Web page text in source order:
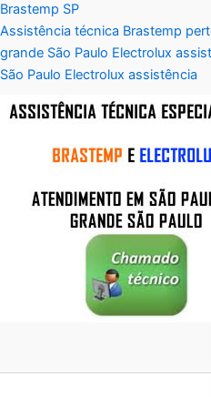
Brastemp SP
Assistência técnica Brastemp
grande São Paulo Electrolux
São Paulo Electrolux assistência